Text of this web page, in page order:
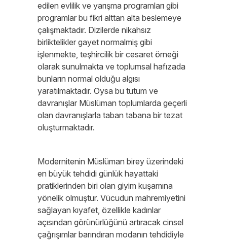
edilen evlilik ve yarışma programları gibi
programlar bu fikri alttan alta beslemeye
çalışmaktadır. Dizilerde nikahsız
birliktelikler gayet normalmiş gibi
işlenmekte, teşhircilik bir cesaret örneği
olarak sunulmakta ve toplumsal hafızada
bunların normal olduğu algısı
yaratılmaktadır. Oysa bu tutum ve
davranışlar Müslüman toplumlarda geçerli
olan davranışlarla taban tabana bir tezat
oluşturmaktadır.
Modernitenin Müslüman birey üzerindeki
en büyük tehdidi günlük hayattaki
pratiklerinden biri olan giyim kuşamına
yönelik olmuştur. Vücudun mahremiyetini
sağlayan kıyafet, özellikle kadınlar
açısından görünürlüğünü artıracak cinsel
çağrışımlar barındıran modanın tehdidiyle